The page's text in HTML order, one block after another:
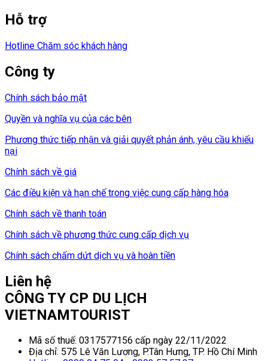
Hỗ trợ
Hotline Chăm sóc khách hàng
Công ty
Chính sách bảo mật
Quyền và nghĩa vụ của các bên
Phương thức tiếp nhận và giải quyết phản ánh, yêu cầu khiếu
nại
Chính sách về giá
Các điều kiện và hạn chế trong việc cung cấp hàng hóa
Chính sách về thanh toán
Chính sách về phương thức cung cấp dịch vụ
Chính sách chấm dứt dịch vụ và hoàn tiền
Liên hệ
CÔNG TY CP DU LỊCH
VIETNAMTOURIST
Mã số thuế: 0317577156 cấp ngày 22/11/2022
Địa chỉ: 575 Lê Văn Lương, P.Tân Hưng, TP. Hồ Chí Minh